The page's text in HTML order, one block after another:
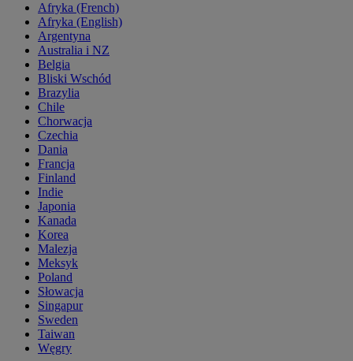
Afryka (French)
Afryka (English)
Argentyna
Australia i NZ
Belgia
Bliski Wschód
Brazylia
Chile
Chorwacja
Czechia
Dania
Francja
Finland
Indie
Japonia
Kanada
Korea
Malezja
Meksyk
Poland
Słowacja
Singapur
Sweden
Taiwan
Węgry